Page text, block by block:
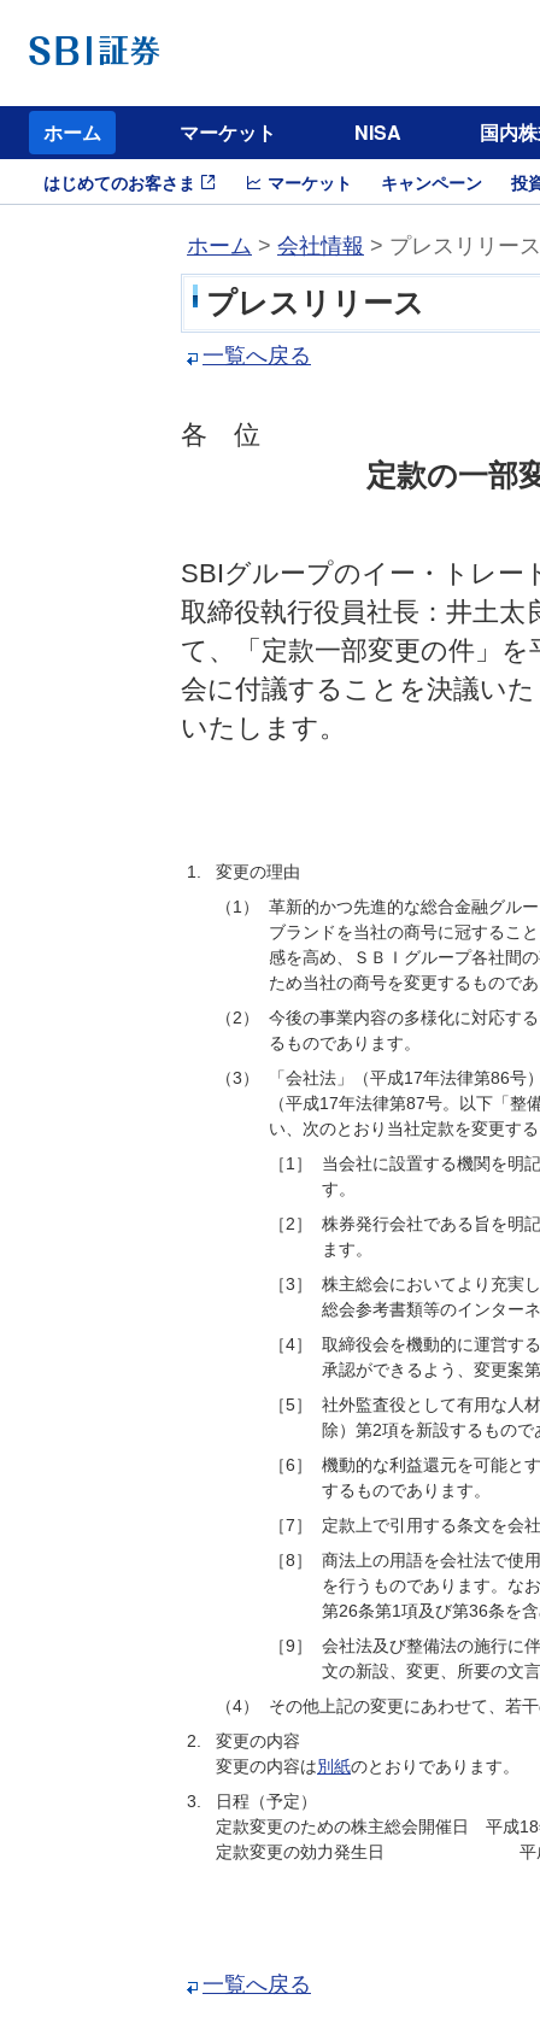
ホーム マーケット NISA 国内
はじめてのお客さま マーケット キャンペーン 投
ホーム > 会社情報 > プレスリリース
プレスリリース
一覧へ戻る
各 位
定款の一部
SBIグループのイー・トレー
取締役執行役員社長：井土
て、「定款一部変更の件」
会に付議することを決議い
いたします。
1.
変更の理由
（1）
革新的かつ先進的な総合金融グル
ブランドを当社の商号に冠するこ
感を高め、ＳＢＩグループ各社間
ため当社の商号を変更するもので
（2）
今後の事業内容の多様化に対応す
るものであります。
（3）
「会社法」（平成17年法律第86
（平成17年法律第87号。以下「
い、次のとおり当社定款を変更す
［1］
当会社に設置する機関を明
す。
［2］
株券発行会社である旨を明
ます。
［3］
株主総会においてより充実
総会参考書類等のインター
［4］
取締役会を機動的に運営す
承認ができるよう、変更案
［5］
社外監査役として有用な人
除）第2項を新設するもので
［6］
機動的な利益還元を可能と
するものであります。
［7］
定款上で引用する条文を会
［8］
商法上の用語を会社法で使
を行うものであります。な
第26条第1項及び第36条を
［9］
会社法及び整備法の施行に
文の新設、変更、所要の文
（4）
その他上記の変更にあわせて、若
2.
変更の内容
変更の内容は別紙のとおりであります。
3.
日程（予定）
定款変更のための株主総会開催日 平成
定款変更の効力発生日 平成
一覧へ戻る